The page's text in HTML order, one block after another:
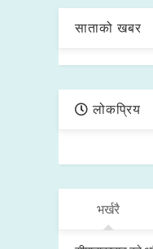
साताको खबर
लोकप्रिय
भर्खरै